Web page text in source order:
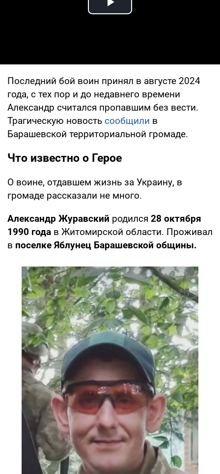
Play Video
Последний бой воин принял в августе 2024
года, с тех пор и до недавнего времени
Александр считался пропавшим без вести.
Трагическую новость сообщили в
Барашевской территориальной громаде.
Что известно о Герое
О воине, отдавшем жизнь за Украину, в
громаде рассказали не много.
Александр Журавский родился 28 октября
1990 года в Житомирской области. Проживал
в поселке Яблунец Барашевской общины.